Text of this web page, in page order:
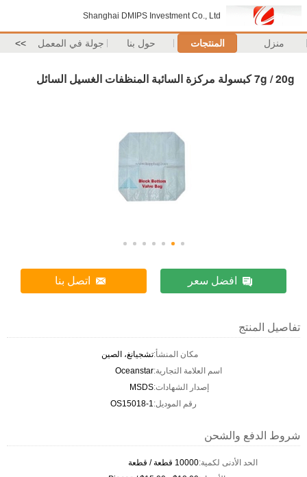
Shanghai DMIPS Investment Co., Ltd
منزل المنتجات حول بنا جولة في المعمل >>
7g / 20g كبسولة مركزة السائبة المنظفات الغسيل السائل
افضل سعر اتصل بنا
تفاصيل المنتج
مكان المنشأ:تشجيانغ، الصين
اسم العلامة التجارية:Oceanstar
إصدار الشهادات:MSDS
رقم الموديل:OS15018-1
شروط الدفع والشحن
الحد الأدنى لكمية:10000 قطعة / قطعة